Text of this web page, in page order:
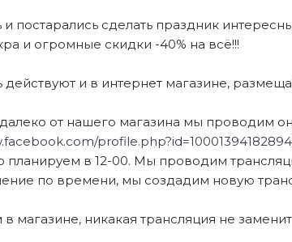
постарались сделать праздник
и огромные скидки -40% на всё!!!
действуют и в интернет магазине,
от нашего магазина мы проводим
планируем в 12-00. Мы проводим
по времени, мы создадим новую
магазине, никакая трансляция не